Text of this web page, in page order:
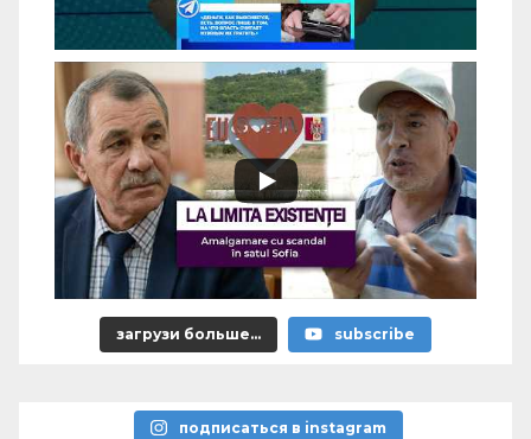
загрузи больше... subscribe
подписаться в instagram